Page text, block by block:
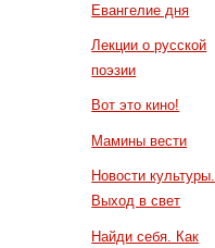
Евангелие дня
Лекции о русской
поэзии
Вот это кино!
Мамины вести
Новости культуры.
Выход в свет
Найди себя. Как